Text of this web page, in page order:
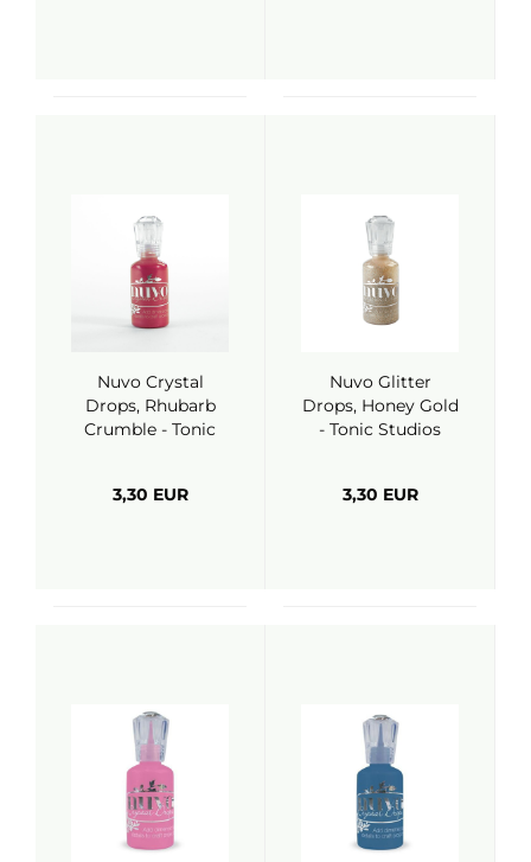
Nuvo Crystal
Drops, Rhubarb
Crumble - Tonic
3,30 EUR
Nuvo Glitter
Drops, Honey Gold
- Tonic Studios
3,30 EUR